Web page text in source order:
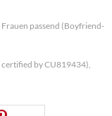
passend (Boyfriend-
by CU819434),